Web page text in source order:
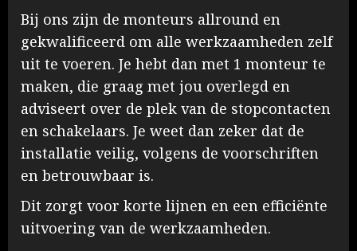
Bij ons zijn de monteurs allround en
gekwalificeerd om alle werkzaamheden zelf
uit te voeren. Je hebt dan met 1 monteur te
maken, die graag met jou overlegd en
adviseert over de plek van de stopcontacten
en schakelaars. Je weet dan zeker dat de
installatie veilig, volgens de voorschriften
en betrouwbaar is.
Dit zorgt voor korte lijnen en een efficiënte
uitvoering van de werkzaamheden.